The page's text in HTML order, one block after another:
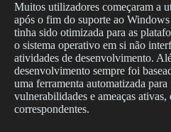
Muitos utilizadores começaram a
após o fim do suporte ao
tinha sido otimizada para as
o sistema operativo em si não
atividades de desenvolvimento.
desenvolvimento sempre foi
uma ferramenta automatizada
vulnerabilidades e ameaças ativas,
correspondentes.